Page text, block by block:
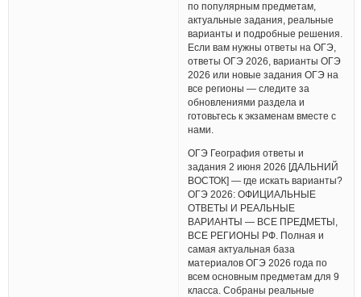
по популярным предметам,
актуальные задания, реальные
варианты и подробные решения.
Если вам нужны ответы на ОГЭ,
ответы ОГЭ 2026, варианты ОГЭ
2026 или новые задания ОГЭ на
все регионы — следите за
обновлениями раздела и
готовьтесь к экзаменам вместе с
нами.
ОГЭ География ответы и
задания 2 июня 2026 [ДАЛЬНИЙ
ВОСТОК] — где искать варианты?
ОГЭ 2026: ОФИЦИАЛЬНЫЕ
ОТВЕТЫ И РЕАЛЬНЫЕ
ВАРИАНТЫ — ВСЕ ПРЕДМЕТЫ,
ВСЕ РЕГИОНЫ РФ. Полная и
самая актуальная база
материалов ОГЭ 2026 года по
всем основным предметам для 9
класса. Собраны реальные